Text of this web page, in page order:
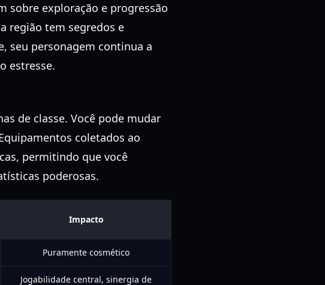
sobre exploração e progressão
região tem segredos e
seu personagem continua a
estresse.
de classe. Você pode mudar
coletados ao
permitindo que você
poderosas.
Impacto
Puramente cosmético
Jogabilidade central, sinergia de